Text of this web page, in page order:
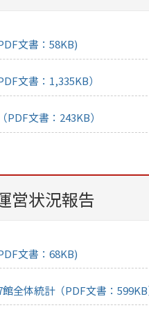
文書：58KB)
文書：1,335KB）
PDF文書：243KB）
営状況報告
文書：68KB)
全体統計（PDF文書：